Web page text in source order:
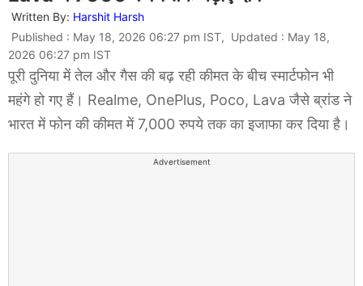
Written By: Harshit Harsh
Published : May 18, 2026 06:27 pm IST, Updated : May 18,
2026 06:27 pm IST
पूरी दुनिया में तेल और गैस की बढ़ रही कीमत के बीच स्मार्टफोन भी
महंगे हो गए हैं। Realme, OnePlus, Poco, Lava जैसे ब्रांड ने
भारत में फोन की कीमत में 7,000 रुपये तक का इजाफा कर दिया है।
Advertisement